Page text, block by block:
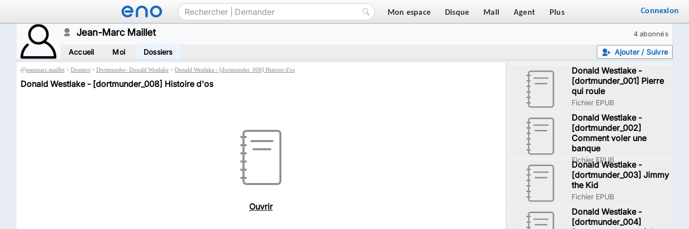
Mon espace Disque Mail Agent Plus Connexion
4 abonnés
Jean-Marc Maillet
Ajouter / Suivre
Accueil Moi Dossiers
@jeanmarc.maillet > Dossiers > Dortmunder- Donald Westlake > Donald Westlake - [dortmunder_008] Histoire d'os
Donald Westlake - [dortmunder_008] Histoire d'os
Ouvrir
Donald Westlake -
[dortmunder_001] Pierre
qui roule
Fichier EPUB
Donald Westlake -
[dortmunder_002]
Comment voler une
banque
Fichier EPUB
Donald Westlake -
[dortmunder_003] Jimmy
the Kid
Fichier EPUB
Donald Westlake -
[dortmunder_004]